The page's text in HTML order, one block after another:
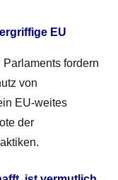
EU
fordern
von
EU-weites
der